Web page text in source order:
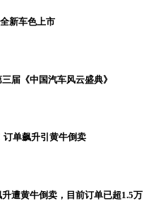
新车色上市
届《中国汽车风云盛典》
订单飙升引黄牛倒卖
遭黄牛倒卖，目前订单已超1.5万